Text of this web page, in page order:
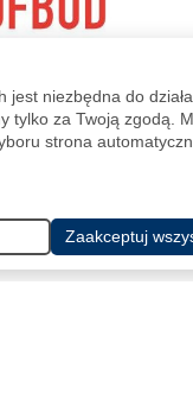
jest niezbędna do
tylko za Twoją zgodą.
strona
karcie)
Zaakceptuj